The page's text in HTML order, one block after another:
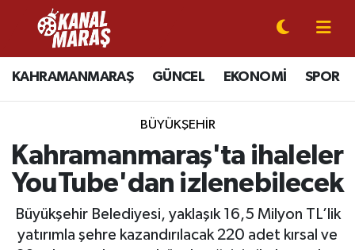
KAHRAMANMARAŞ GÜNCEL EKONOMİ SPOR
BÜYÜKŞEHİR
Kahramanmaraş'ta ihaleler
YouTube'dan izlenebilecek
Büyükşehir Belediyesi, yaklaşık 16,5 Milyon TL’lik
yatırımla şehre kazandırılacak 220 adet kırsal ve
CANLI YAYIN
KAHRAMANMARAŞ
SPOR
SİYASET
Kahramanmaraş Nöbetçi Eczaneler
Kahramanmaraş Hava Durumu
Kahramanmaraş Trafik Yoğunluk Haritası
Süper Lig Puan Durumu ve Fikstür